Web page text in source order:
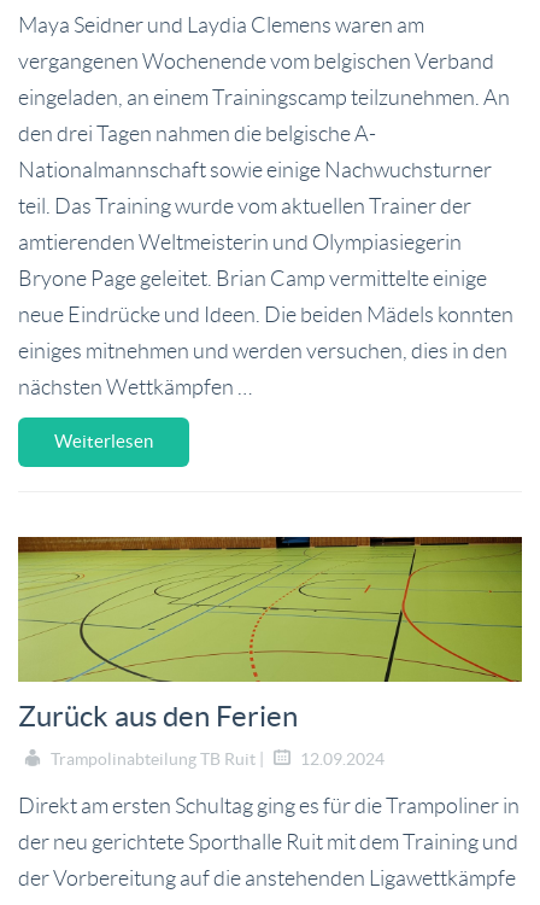
Maya Seidner und Laydia Clemens waren am
vergangenen Wochenende vom belgischen Verband
eingeladen, an einem Trainingscamp teilzunehmen. An
den drei Tagen nahmen die belgische A-
Nationalmannschaft sowie einige Nachwuchsturner
teil. Das Training wurde vom aktuellen Trainer der
amtierenden Weltmeisterin und Olympiasiegerin
Bryone Page geleitet. Brian Camp vermittelte einige
neue Eindrücke und Ideen. Die beiden Mädels konnten
einiges mitnehmen und werden versuchen, dies in den
nächsten Wettkämpfen …
Weiterlesen
Zurück aus den Ferien
Trampolinabteilung TB Ruit | 12.09.2024
Direkt am ersten Schultag ging es für die Trampoliner in
der neu gerichtete Sporthalle Ruit mit dem Training und
der Vorbereitung auf die anstehenden Ligawettkämpfe